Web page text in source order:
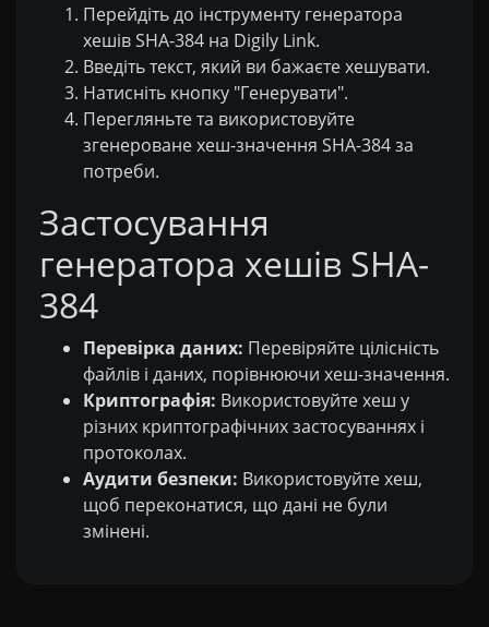
Перейдіть до інструменту генератора
хешів SHA-384 на Digily Link.
Введіть текст, який ви бажаєте хешувати.
Натисніть кнопку "Генерувати".
Перегляньте та використовуйте
згенероване хеш-значення SHA-384 за
потреби.
Застосування
генератора хешів SHA-
384
Перевірка даних: Перевіряйте цілісність
файлів і даних, порівнюючи хеш-значення.
Криптографія: Використовуйте хеш у
різних криптографічних застосуваннях і
протоколах.
Аудити безпеки: Використовуйте хеш,
щоб переконатися, що дані не були
змінені.